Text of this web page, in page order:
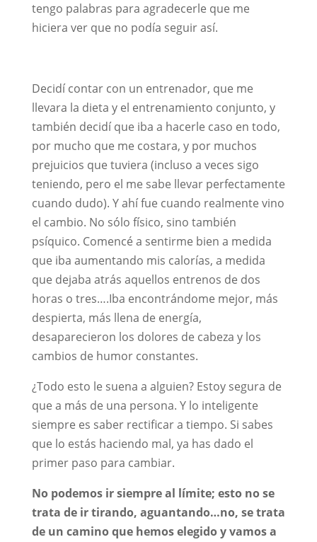
tengo palabras para agradecerle que me
hiciera ver que no podía seguir así.
Decidí contar con un entrenador, que me
llevara la dieta y el entrenamiento conjunto, y
también decidí que iba a hacerle caso en todo,
por mucho que me costara, y por muchos
prejuicios que tuviera (incluso a veces sigo
teniendo, pero el me sabe llevar perfectamente
cuando dudo). Y ahí fue cuando realmente vino
el cambio. No sólo físico, sino también
psíquico. Comencé a sentirme bien a medida
que iba aumentando mis calorías, a medida
que dejaba atrás aquellos entrenos de dos
horas o tres….Iba encontrándome mejor, más
despierta, más llena de energía,
desaparecieron los dolores de cabeza y los
cambios de humor constantes.
¿Todo esto le suena a alguien? Estoy segura de
que a más de una persona. Y lo inteligente
siempre es saber rectificar a tiempo. Si sabes
que lo estás haciendo mal, ya has dado el
primer paso para cambiar.
No podemos ir siempre al límite; esto no se
trata de ir tirando, aguantando…no, se trata
de un camino que hemos elegido y vamos a